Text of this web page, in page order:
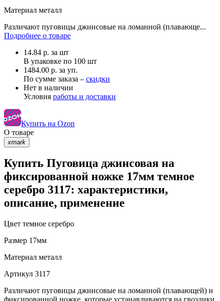
Материал металл
Различают пуговицы джинсовые на ломанной (плавающе...
Подробнее о товаре
14.84 р. за шт
В упаковке по 100 шт
1484.00 р. за уп.
По сумме заказа – скидки
Нет в наличии
Условия работы и доставки
Купить на Ozon
О товаре
xmark
Купить Пуговица джинсовая на
фиксированной ножке 17мм темное
серебро 3117: характеристики,
описание, применение
Цвет темное серебро
Размер 17мм
Материал металл
Артикул 3117
Различают пуговицы джинсовые на ломанной (плавающей) и